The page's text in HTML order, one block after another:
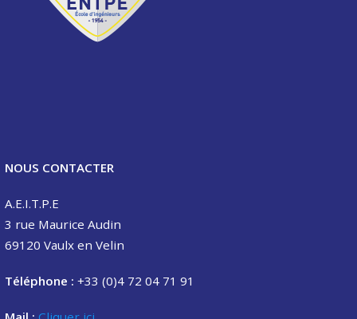
NOUS CONTACTER
A.E.I.T.P.E
3 rue Maurice Audin
69120 Vaulx en Velin
Téléphone : +33 (0)4 72 04 71 91